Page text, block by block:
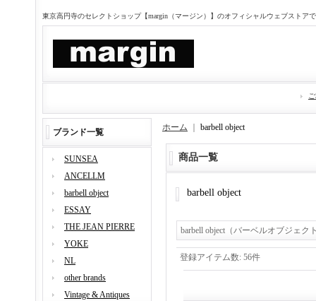
東京高円寺のセレクトショップ【margin（マージン）】のオフィシャルウェブストア
ブランド一覧
SUNSEA
ANCELLM
barbell object
ESSAY
THE JEAN PIERRE
YOKE
NL
other brands
Vintage & Antiques
ホーム barbell object
商品一覧
barbell object
barbell object（バーベルオブジェク
登録アイテム数: 56件